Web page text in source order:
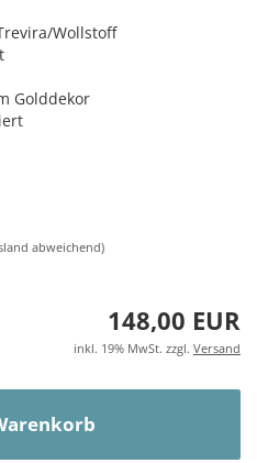
Wollstoff
Golddekor
abweichend)
148,00 EUR
inkl. 19% MwSt. zzgl. Versand